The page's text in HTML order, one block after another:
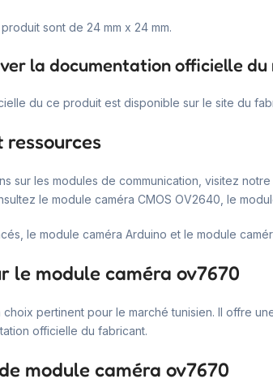
sont de 24 mm x 24 mm.
la documentation officielle du
du ce produit est disponible sur le site du
ressources
sur les modules de communication, visitez
le module caméra CMOS OV2640, le
le module caméra Arduino et le module
le module caméra ov7670
pertinent pour le marché tunisien. Il offre
officielle du fabricant.
module caméra ov7670